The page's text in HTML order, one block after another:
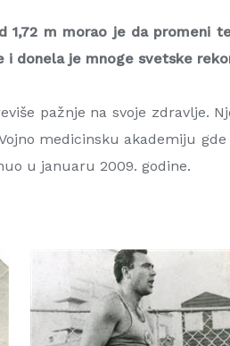
1,72 m morao je da promeni
i donela je mnoge svetske
pažnje na svoje
medicinsku akademiju
u januaru 2009. godine.